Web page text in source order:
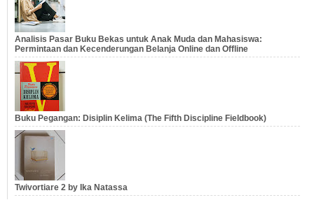
Analisis Pasar Buku Bekas untuk Anak Muda dan Mahasiswa:
Permintaan dan Kecenderungan Belanja Online dan Offline
Buku Pegangan: Disiplin Kelima (The Fifth Discipline Fieldbook)
Twivortiare 2 by Ika Natassa